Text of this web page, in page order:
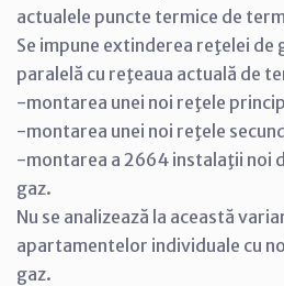
actualele puncte termice de
Se impune extinderea reţelei de
paralelă cu reţeaua actuală de
-montarea unei noi reţele
-montarea unei noi reţele
-montarea a 2664 instalaţii noi
gaz.
Nu se analizează la această
apartamentelor individuale cu
gaz.